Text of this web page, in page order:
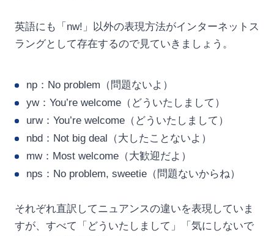
英語にも「nw!」以外の表現方法がインターネットス
ラングとして存在するので見ていきましょう。
np：No problem（問題ないよ）
yw：You’re welcome（どういたしまして）
urw：You’re welcome（どういたしまして）
nbd：Not big deal（大したことないよ）
mw：Most welcome（大歓迎だよ）
nps：No problem, sweetie（問題ないからね）
それぞれ直訳してニュアンスの違いを表現していま
すが、すべて「どういたしまして」「気にしないで